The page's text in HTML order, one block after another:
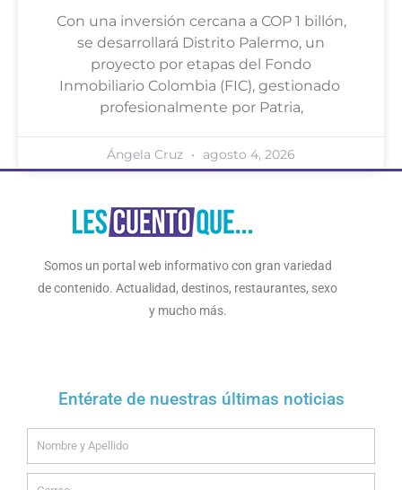
Con una inversión cercana a COP 1 billón,
se desarrollará Distrito Palermo, un
proyecto por etapas del Fondo
Inmobiliario Colombia (FIC), gestionado
profesionalmente por Patria,
Ángela Cruz agosto 4, 2026
Somos un portal web informativo con gran variedad
de contenido. Actualidad, destinos, restaurantes, sexo
y mucho más.
Entérate de nuestras últimas noticias